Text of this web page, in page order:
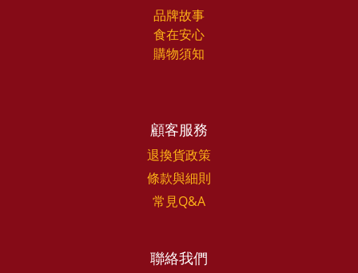
品牌故事
食在安心
購物須知
顧客服務
退換貨政策
條款與細則
常見Q&A
聯絡我們